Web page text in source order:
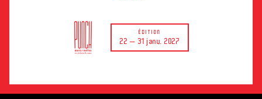
ÉDITION
22 — 31 janv. 2027